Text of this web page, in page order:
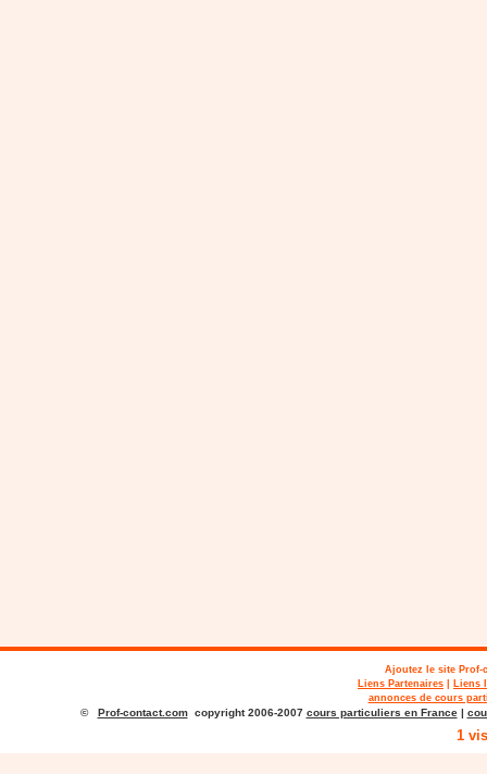
Ajoutez le site Prof-
Liens Partenaires | Liens
annonces de cours
© Prof-contact.comcopyright 2006-2007 cours particuliers en France|
1